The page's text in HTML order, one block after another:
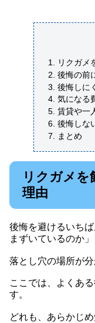
リクガメ
後悔の前
後悔しに
気になる
賃貸や一
後悔しな
まとめ
リクガメを
理由
後悔を避けるいち
まずいているのか
落とし穴の場所が
ここでは、よくあ
す。
どれも、あらかじ